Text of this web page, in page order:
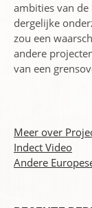
ambities van
dergelijke
zou een
andere
van een
Meer over
Indect Video
Andere